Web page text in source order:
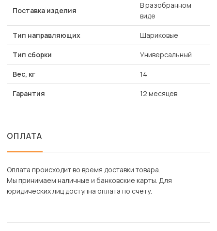
Поставка изделия
В разобранном
виде
Тип направляющих Шариковые
Тип сборки Универсальный
Вес, кг 14
Гарантия 12 месяцев
ОПЛАТА
Оплата происходит во время доставки товара.
Мы принимаем наличные и банковские карты. Для
юридических лиц доступна оплата по счету.